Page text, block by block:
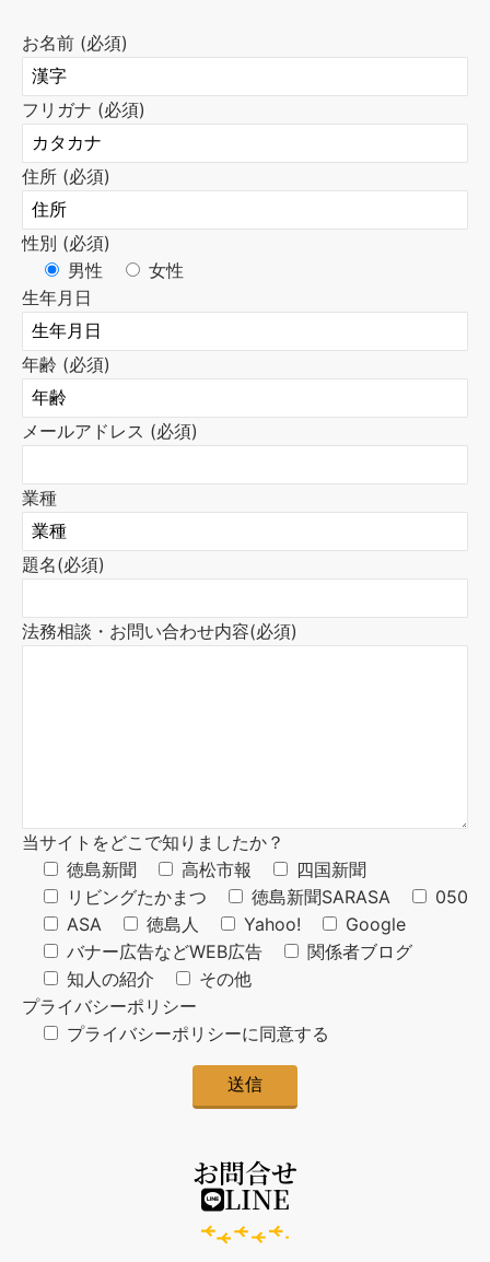
お名前 (必須)
フリガナ (必須)
住所 (必須)
性別 (必須)
男性
女性
生年月日
年齢 (必須)
メールアドレス (必須)
業種
題名(必須)
法務相談・お問い合わせ内容(必須)
当サイトをどこで知りましたか？
徳島新聞
高松市報
四国新聞
リビングたかまつ
徳島新聞SARASA
050
ASA
徳島人 Yahoo!
Google
バナー広告などWEB広告
関係者ブログ
知人の紹介
その他
プライバシーポリシー
プライバシーポリシーに同意する
お問合せ
LINE